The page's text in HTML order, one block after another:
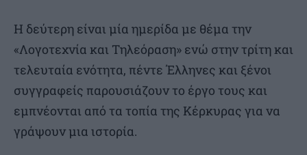
Η δεύτερη είναι μία ημερίδα με θέμα την
«Λογοτεχνία και Τηλεόραση» ενώ στην τρίτη και
τελευταία ενότητα, πέντε Έλληνες και ξένοι
συγγραφείς παρουσιάζουν το έργο τους και
εμπνέονται από τα τοπία της Κέρκυρας για να
γράψουν μια ιστορία.